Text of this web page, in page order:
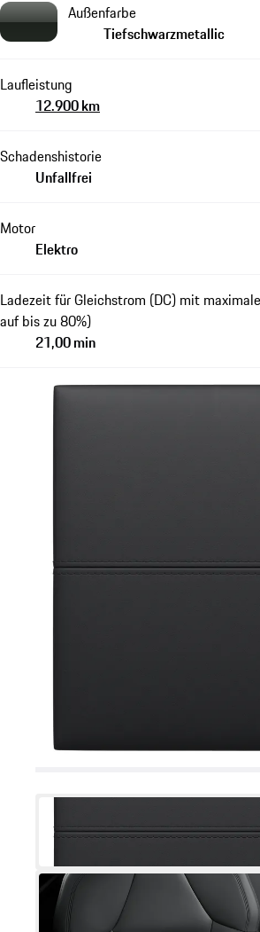
Außenfarbe
Tiefschwarzmetallic
Laufleistung
12.900 km
Schadenshistorie
Unfallfrei
Motor
Elektro
Ladezeit für Gleichstrom (DC) mit
auf bis zu 80%)
21,00 min